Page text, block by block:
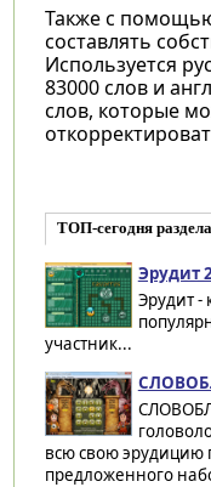
Также с
составлять
Используется
83000 слов и
слов, которые
ТОП-сегодня
Эрудит
Эрудит -
участник...
всю свою эрудицию
предложенного